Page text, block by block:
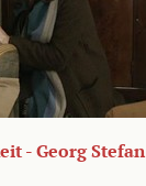
- Georg Stefan